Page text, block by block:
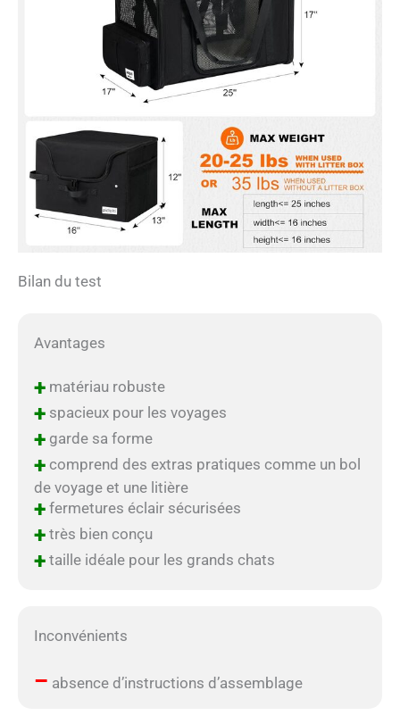
Bilan du test
Avantages
+matériau robuste
+spacieux pour les voyages
+garde sa forme
+comprend des extras pratiques comme un bol
de voyage et une litière
+fermetures éclair sécurisées
+très bien conçu
+taille idéale pour les grands chats
Inconvénients
– absence d’instructions d’assemblage